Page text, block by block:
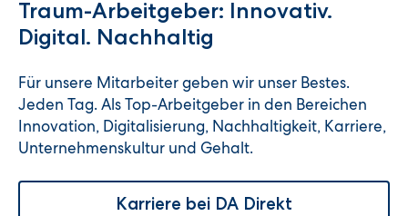
Traum-Arbeitgeber: Innovativ.
Digital. Nachhaltig
Für unsere Mitarbeiter geben wir unser Bestes.
Jeden Tag. Als Top-Arbeitgeber in den Bereichen
Innovation, Digitalisierung, Nachhaltigkeit, Karriere,
Unternehmenskultur und Gehalt.
Karriere bei DA Direkt